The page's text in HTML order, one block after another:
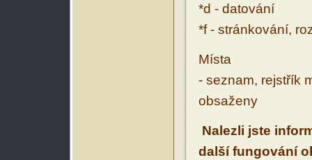
*d - datování
*f - stránkování,
Místa
- seznam, rejstřík
obsaženy
Nalezli jste
další fungování